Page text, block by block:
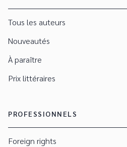
Tous les auteurs
Nouveautés
À paraître
Prix littéraires
PROFESSIONNELS
Foreign rights